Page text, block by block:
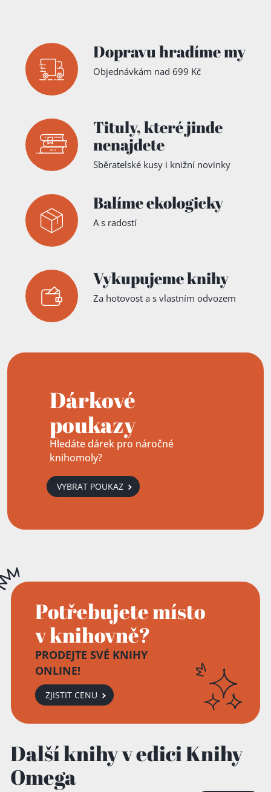
Dopravu hradíme my
Objednávkám nad 699 Kč
Tituly,které jinde
nenajdete
Sběratelské kusy i knižní novinky
Balíme ekologicky
A s radostí
Vykupujeme knihy
Za hotovost a s vlastním odvozem
Dárkové
poukazy
Hledáte dárek pro náročné
knihomoly?
VYBRAT POUKAZ
Potřebujete místo
v knihovně?
PRODEJTE SVÉ KNIHY
ONLINE!
ZJISTIT CENU
Další knihy v edici Knihy
Omega